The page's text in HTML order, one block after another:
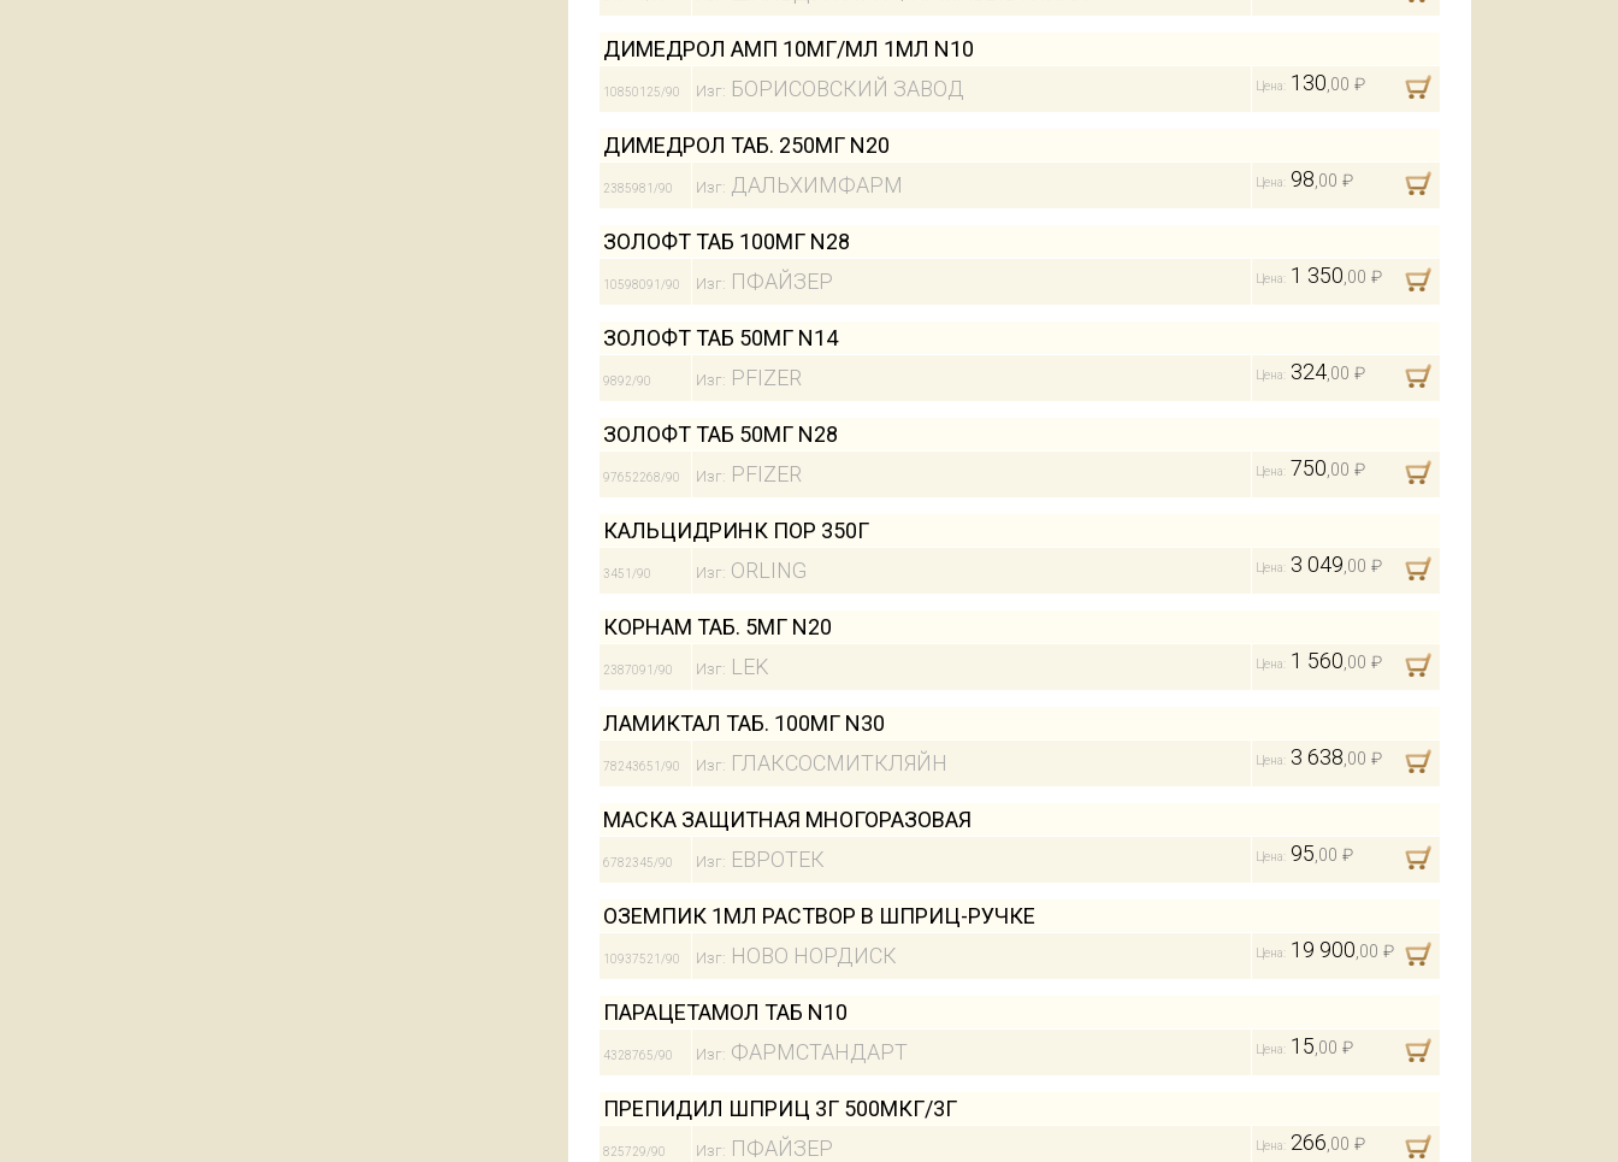
ДИМЕДРОЛ АМП 10МГ/МЛ 1МЛ N10
10850125/90 Изг: БОРИСОВСКИЙ ЗАВОД Цена: 130,00 ₽
ДИМЕДРОЛ ТАБ. 250МГ N20
2385981/90 Изг: ДАЛЬХИМФАРМ Цена: 98,00 ₽
ЗОЛОФТ ТАБ 100МГ N28
10598091/90 Изг: ПФАЙЗЕР Цена: 1 350,00 ₽
ЗОЛОФТ ТАБ 50МГ N14
9892/90 Изг: PFIZER Цена: 324,00 ₽
ЗОЛОФТ ТАБ 50МГ N28
97652268/90 Изг: PFIZER Цена: 750,00 ₽
КАЛЬЦИДРИНК ПОР 350Г
3451/90 Изг: ORLING Цена: 3 049,00 ₽
КОРНАМ ТАБ. 5МГ N20
2387091/90 Изг: LEK Цена: 1 560,00 ₽
ЛАМИКТАЛ ТАБ. 100МГ N30
78243651/90 Изг: ГЛАКСОСМИТКЛЯЙН Цена: 3 638,00 ₽
МАСКА ЗАЩИТНАЯ МНОГОРАЗОВАЯ
6782345/90 Изг: ЕВРОТЕК Цена: 95,00 ₽
ОЗЕМПИК 1МЛ РАСТВОР В ШПРИЦ-РУЧКЕ
10937521/90 Изг: НОВО НОРДИСК Цена: 19 900,00 ₽
ПАРАЦЕТАМОЛ ТАБ N10
4328765/90 Изг: ФАРМСТАНДАРТ Цена: 15,00 ₽
ПРЕПИДИЛ ШПРИЦ 3Г 500МКГ/3Г
825729/90 Изг: ПФАЙЗЕР Цена: 266,00 ₽